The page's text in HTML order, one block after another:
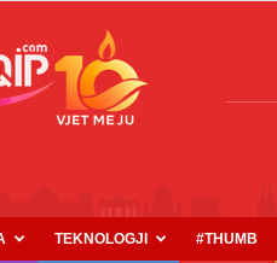
TEKNOLOGJI #THUMB